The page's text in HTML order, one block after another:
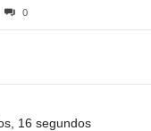
0
16 segundos